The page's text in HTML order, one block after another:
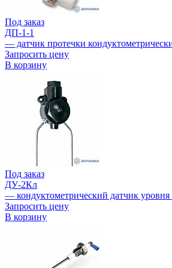
Под заказ
ДП-1-1
— датчик протечки
Запросить цену
В корзину
Под заказ
ДУ-2Кл
— кондуктометрический датчик
Запросить цену
В корзину